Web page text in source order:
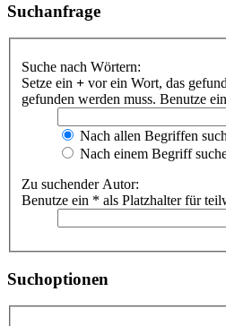
Suchanfrage
Suche nach Wörtern:
Setze ein + vor ein Wort, das
gefunden werden muss. Benutze
Nach allen Begriffen
Nach einem Begriff
Zu suchender Autor:
Benutze ein * als Platzhalter für
Suchoptionen